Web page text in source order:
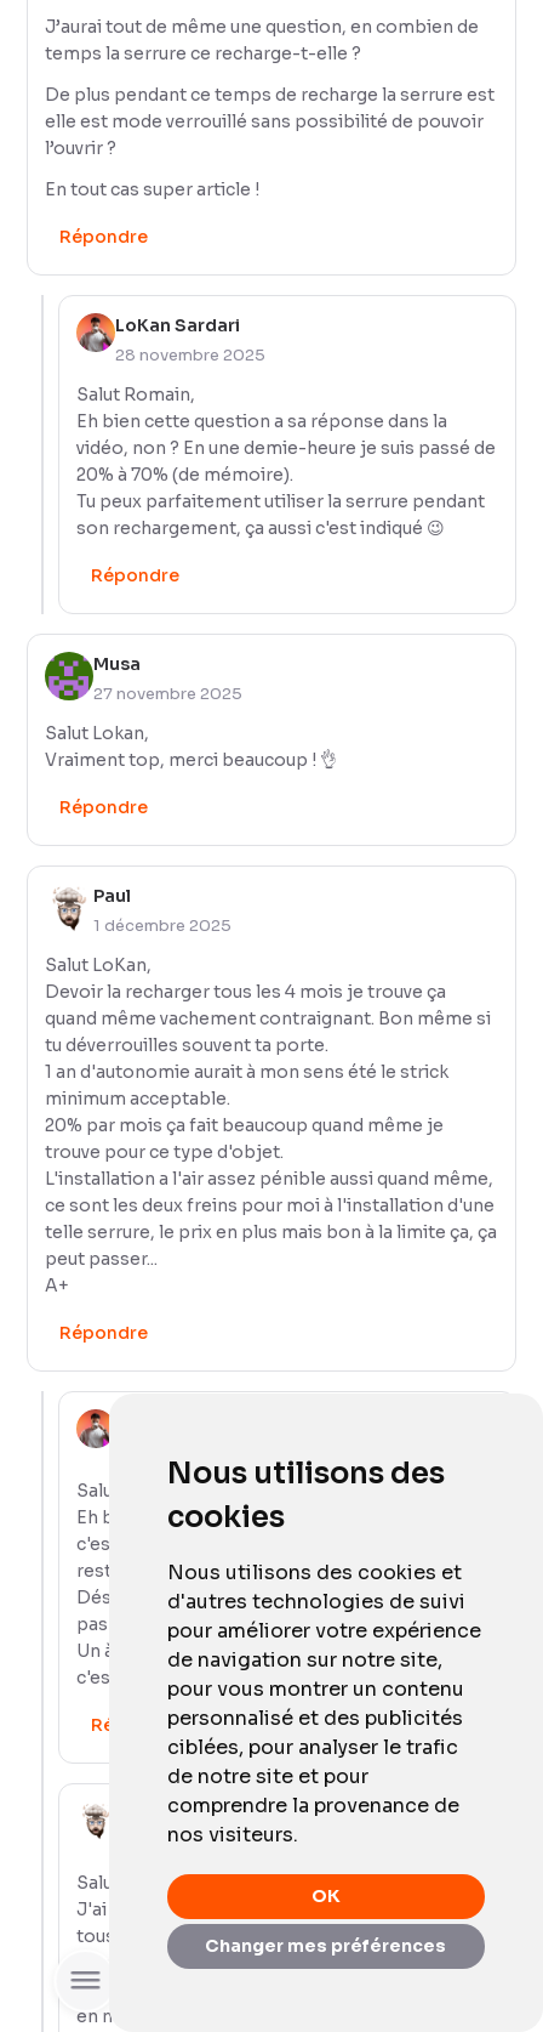
Nous utilisons des
cookies
Nous utilisons des cookies et
d'autres technologies de suivi
pour améliorer votre expérience
de navigation sur notre site,
pour vous montrer un contenu
personnalisé et des publicités
ciblées, pour analyser le trafic
de notre site et pour
comprendre la provenance de
nos visiteurs.
OK
Changer mes préférences
J’aurai tout de même une question, en combien de
temps la serrure ce recharge-t-elle ?
De plus pendant ce temps de recharge la serrure est
elle est mode verrouillé sans possibilité de pouvoir
l’ouvrir ?
En tout cas super article !
Répondre
LoKan Sardari
28 novembre 2025
Salut Romain,
Eh bien cette question a sa réponse dans la
vidéo, non ? En une demie-heure je suis passé de
20% à 70% (de mémoire).
Tu peux parfaitement utiliser la serrure pendant
son rechargement, ça aussi c'est indiqué 😉
Répondre
Musa
27 novembre 2025
Salut Lokan,
Vraiment top, merci beaucoup ! 👌
Répondre
Paul
1 décembre 2025
Salut LoKan,
Devoir la recharger tous les 4 mois je trouve ça
quand même vachement contraignant. Bon même si
tu déverrouilles souvent ta porte.
1 an d'autonomie aurait à mon sens été le strick
minimum acceptable.
20% par mois ça fait beaucoup quand même je
trouve pour ce type d'objet.
L'installation a l'air assez pénible aussi quand même,
ce sont les deux freins pour moi à l'installation d'une
telle serrure, le prix en plus mais bon à la limite ça, ça
peut passer...
A+
Répondre
Salut Paul,
Eh beh, si une heure de charge tous les 4-6 mois
c'est compliqué pour toi, je n'imagine pas la
reste…
Désolé, mais il faut être réaliste. Un an ce n'est
pas le strict minimum pour un produit connecté.
Un à deux MOIS c'est le strict minimum. Un an,
c'est du luxe.
Répondre
2 décembre 2025
Salut LoKan,
J'ai déjà suffisamment de choses à rehcarger,
tous les jours, une serrure je ne veux pas y
penser je ne veux pas m'embêter avec ça.
Oui c'est du luxe un an peut-être pour toi, mais
en même temps au prix auquel elle est vendue...